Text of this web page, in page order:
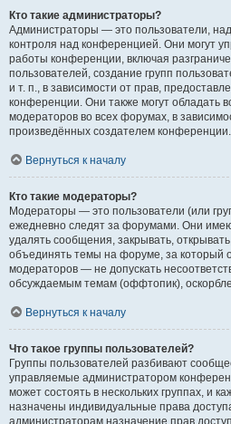
Кто такие администраторы?
Администраторы — это пользователи,
контроля над конференцией. Они могут
работы конференции, включая
пользователей, создание групп
и т. п., в зависимости от прав,
конференции. Они также могут обладать
модераторов во всех форумах, в
произведённых создателем конференции.
Вернуться к началу
Кто такие модераторы?
Модераторы — это пользователи (или
ежедневно следят за форумами. Они
удалять сообщения, закрывать,
объединять темы на форуме, за который
модераторов — не допускать
обсуждаемым темам (оффтопик),
Вернуться к началу
Что такое группы пользователей?
Группы пользователей разбивают
управляемые администратором
может состоять в нескольких группах, и
назначены индивидуальные права
администраторам назначение прав